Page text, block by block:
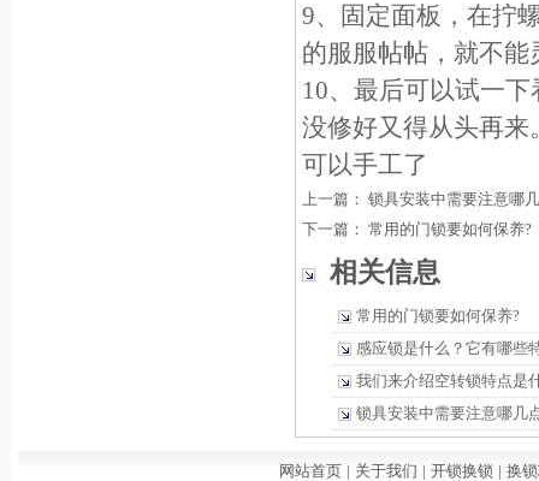
9、固定面板，在拧
的服服帖帖，就不能
10、最后可以试一
没修好又得从头再来
可以手工了
上一篇： 锁具安装中需要注意哪
下一篇： 常用的门锁要如何保养?
相关信息
常用的门锁要如何保养?
感应锁是什么？它有哪些
我们来介绍空转锁特点是
锁具安装中需要注意哪几
网站首页 | 关于我们 | 开锁换锁 | 换